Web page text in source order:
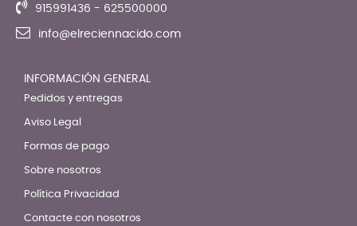
915991436 - 625500000
info@elreciennacido.com
INFORMACIÓN GENERAL
Pedidos y entregas
Aviso Legal
Formas de pago
Sobre nosotros
Política Privacidad
Contacte con nosotros